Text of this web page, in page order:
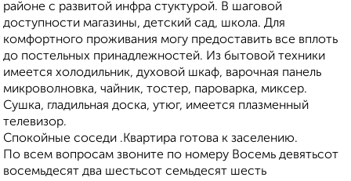
районе с развитой инфра стуктурой. В шаговой
доступности магазины, детский сад, школа. Для
комфортного проживания могу предоставить все вплоть
до постельных принадлежностей. Из бытовой техники
имеется холодильник, духовой шкаф, варочная панель
микроволновка, чайник, тостер, пароварка, миксер.
Сушка, гладильная доска, утюг, имеется плазменный
телевизор.
Спокойные соседи .Квартира готова к заселению.
По всем вопросам звоните по номеру Восемь девятьсот
восемьдесят два шестьсот семьдесят шесть